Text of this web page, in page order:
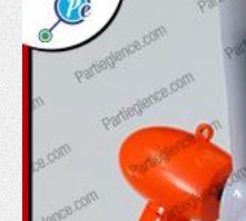
MASKELER & KOSTÜMLER
Kostümler
Maskeler
Şapkalar
HEDİYELİK ÜRÜNLER